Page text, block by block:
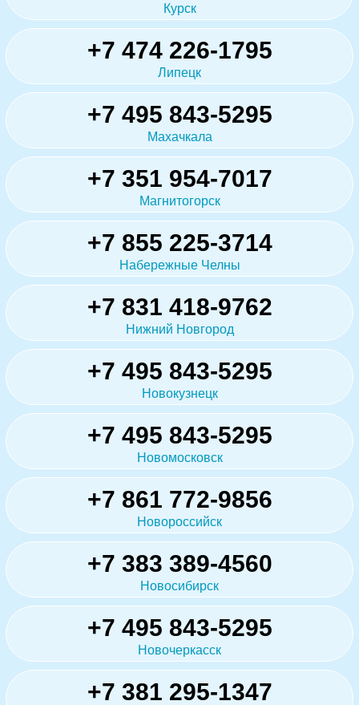
Курск
+7 474 226-1795
Липецк
+7 495 843-5295
Махачкала
+7 351 954-7017
Магнитогорск
+7 855 225-3714
Набережные Челны
+7 831 418-9762
Нижний Новгород
+7 495 843-5295
Новокузнецк
+7 495 843-5295
Новомосковск
+7 861 772-9856
Новороссийск
+7 383 389-4560
Новосибирск
+7 495 843-5295
Новочеркасск
+7 381 295-1347